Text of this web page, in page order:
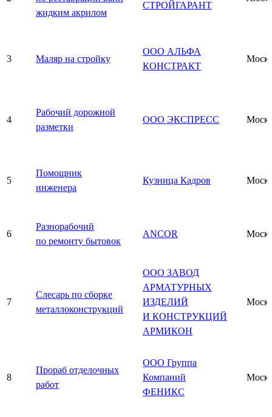
жидким акрилом
СТРОЙГАРАНТ
3 Маляр на стройку
ООО АЛЬФА
КОНСТРАКТ
4
Рабочий дорожной
разметки
ООО ЭКСПРЕСС
5
Помощник
инженера
Кузница Кадров
6
Разнорабочий
по ремонту бытовок
ANCOR
7
Слесарь по сборке
металлоконструкций
ООО ЗАВОД
АРМАТУРНЫХ
ИЗДЕЛИЙ
И КОНСТРУКЦИЙ
АРМИКОН
8
Прораб отделочных
работ
ООО Группа
Компаний
ФЕНИКС